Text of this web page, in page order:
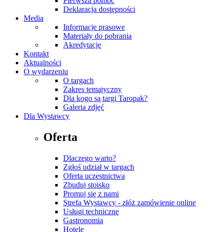
Deklaracja dostępności
Media
Informacje prasowe
Materiały do pobrania
Akredytacje
Kontakt
Aktualności
O wydarzeniu
O targach
Zakres tematyczny
Dla kogo są targi Taropak?
Galeria zdjęć
Dla Wystawcy
Oferta
Dlaczego warto?
Zgłoś udział w targach
Oferta uczestnictwa
Zbuduj stoisko
Promuj się z nami
Strefa Wystawcy - złóż zamówienie online
Usługi techniczne
Gastronomia
Hotele